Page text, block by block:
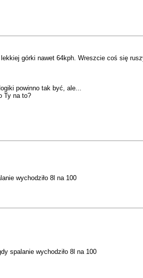
górki nawet 64kph. Wreszcie coś się
powinno tak być, ale...
Ty na to?
wychodziło 8l na 100
spalanie wychodziło 8l na 100